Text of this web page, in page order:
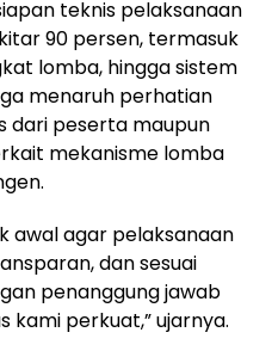
teknis pelaksanaan
90 persen, termasuk
lomba, hingga sistem
menaruh perhatian
dari peserta maupun
mekanisme lomba
awal agar pelaksanaan
dan sesuai
penanggung jawab
kami perkuat,” ujarnya.